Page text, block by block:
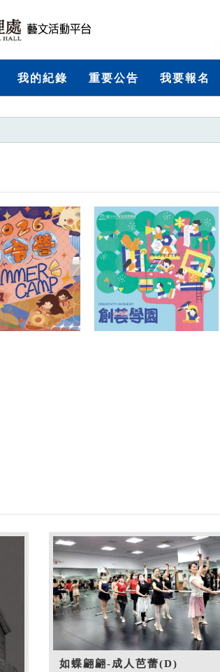
我的紀錄 重要公告 我要報名
如蝶翩翩-成人芭蕾(D)